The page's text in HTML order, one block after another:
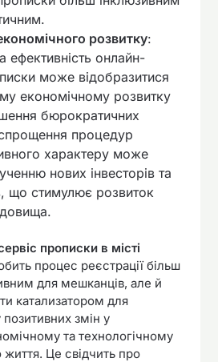
розвитку:
ефективність онлайн-
може відобразитися
економічному розвитку
бюрократичних
спрощення процедур
характеру може
нових інвесторів та
що стимулює розвиток
прописки в місті
процес реєстрації більш
для мешканців, але й
катализатором для
змін у
та технологічному
життя. Це свідчить про